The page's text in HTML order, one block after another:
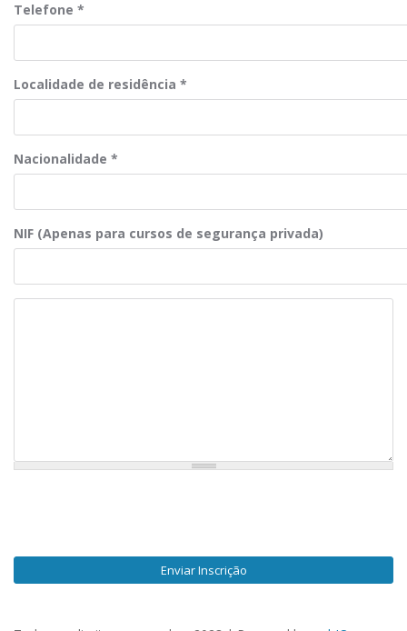
Telefone *
Localidade de residência *
Nacionalidade *
NIF (Apenas para cursos de segurança privada)
Enviar Inscrição